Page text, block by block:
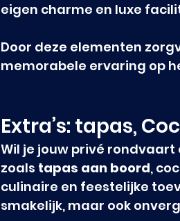
eigen charme en luxe
Door deze elementen
memorabele ervaring op
Extra’s: tapas,
Wil je jouw privé rondvaart
zoals tapas aan boord,
culinaire en feestelijke
smakelijk, maar ook